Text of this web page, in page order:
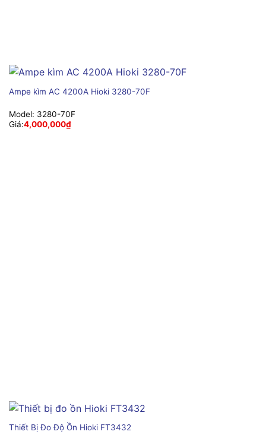
Ampe kìm AC 4200A Hioki 3280-70F
Model: 3280-70F
Giá:4,000,000₫
Thiết Bị Đo Độ Ồn Hioki FT3432